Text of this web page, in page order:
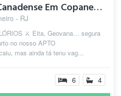
Maravilhosa Suíte Canadense Em Copanema
- RJ
⚔️ Eita, Geovana… segura
no nosso APTO
mas ainda tá tenu vag...
6 4